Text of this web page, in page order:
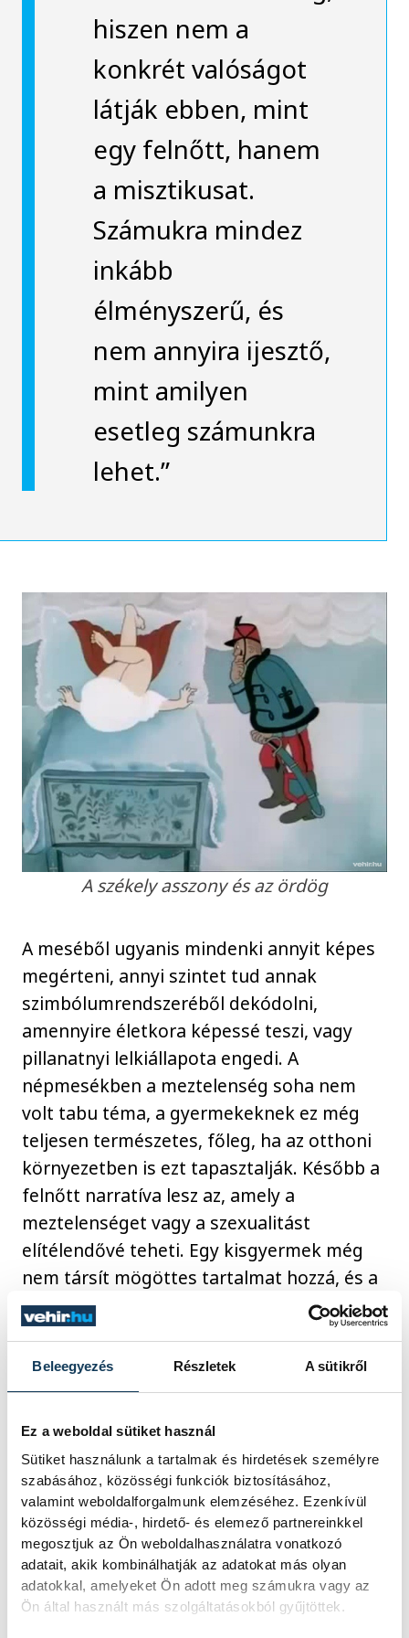
Beleegyezés Részletek A sütikről
Ez a weboldal sütiket használ
Sütiket használunk a tartalmak és hirdetések személyre
szabásához, közösségi funkciók biztosításához,
valamint weboldalforgalmunk elemzéséhez. Ezenkívül
közösségi média-, hirdető- és elemező partnereinkkel
megosztjuk az Ön weboldalhasználatra vonatkozó
adatait, akik kombinálhatják az adatokat más olyan
adatokkal, amelyeket Ön adott meg számukra vagy az
Ön által használt más szolgáltatásokból gyűjtöttek.
hiszen nem a
konkrét valóságot
látják ebben, mint
egy felnőtt, hanem
a misztikusat.
Számukra mindez
inkább
élményszerű, és
nem annyira ijesztő,
mint amilyen
esetleg számunkra
lehet.”
A székely asszony és az ördög
A meséből ugyanis mindenki annyit képes
megérteni, annyi szintet tud annak
szimbólumrendszeréből dekódolni,
amennyire életkora képessé teszi, vagy
pillanatnyi lelkiállapota engedi. A
népmesékben a meztelenség soha nem
volt tabu téma, a gyermekeknek ez még
teljesen természetes, főleg, ha az otthoni
környezetben is ezt tapasztalják. Később a
felnőtt narratíva lesz az, amely a
meztelenséget vagy a szexualitást
elítélendővé teheti. Egy kisgyermek még
nem társít mögöttes tartalmat hozzá, és a
mesei elemeknek köszönhetően egy
kisgyermek játékosan tanulhat az erkölcsi
kérdésekről és a felnőttek világáról.
Ráadásul a népmesék eredetileg nem csak
a kisgyermekek számára szóltak, hanem az
egész közösségnek is, de a konkrét
utalások a gyerekeknek csak mesei elemek
maradtak. A szimbólumok nagyon
egyszerűek a magyar népmesékben, a
gödör, alma, lyuk, mind-mind a nőiességet
jellemzi, míg a hal vagy a gólya fallikus